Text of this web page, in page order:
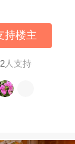
持楼主
2人支持